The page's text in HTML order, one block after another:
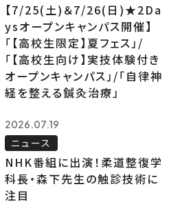
【7/25(土)＆7/26(日)★2Da
ysオープンキャンパス開催】
「【高校生限定】夏フェス」/
「【高校生向け】実技体験付き
オープンキャンパス」/「自律神
経を整える鍼灸治療」
2026.07.19
ニュース
NHK番組に出演！柔道整復学
科長・森下先生の触診技術に
注目